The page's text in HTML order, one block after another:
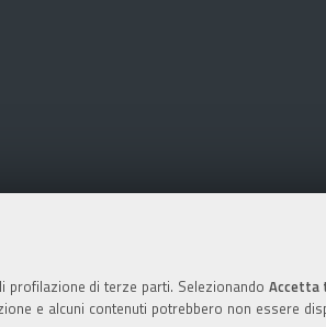
profilazione di terze parti. Selezionando Accetta
e alcuni contenuti potrebbero non essere